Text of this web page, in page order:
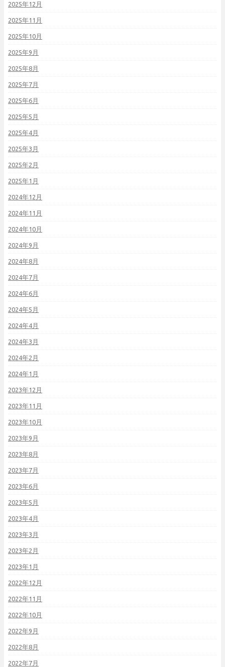
2025年12月
2025年11月
2025年10月
2025年9月
2025年8月
2025年7月
2025年6月
2025年5月
2025年4月
2025年3月
2025年2月
2025年1月
2024年12月
2024年11月
2024年10月
2024年9月
2024年8月
2024年7月
2024年6月
2024年5月
2024年4月
2024年3月
2024年2月
2024年1月
2023年12月
2023年11月
2023年10月
2023年9月
2023年8月
2023年7月
2023年6月
2023年5月
2023年4月
2023年3月
2023年2月
2023年1月
2022年12月
2022年11月
2022年10月
2022年9月
2022年8月
2022年7月